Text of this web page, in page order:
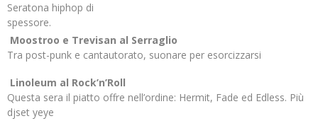
Seratona hiphop di
spessore.
Moostroo e Trevisan al Serraglio
Tra post-punk e cantautorato, suonare per esorcizzarsi
Linoleum al Rock’n’Roll
Questa sera il piatto offre nell’ordine: Hermit, Fade ed Edless. Più
djset yeye